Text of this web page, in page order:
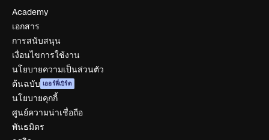
Academy
เอกสาร
การสนับสนุน
เงื่อนไขการใช้งาน
นโยบายความเป็นส่วนตัว
ต้นฉบับ เออร์ลี่เบิร์ด
นโยบายคุกกี้
ศูนย์ความน่าเชื่อถือ
พันธมิตร